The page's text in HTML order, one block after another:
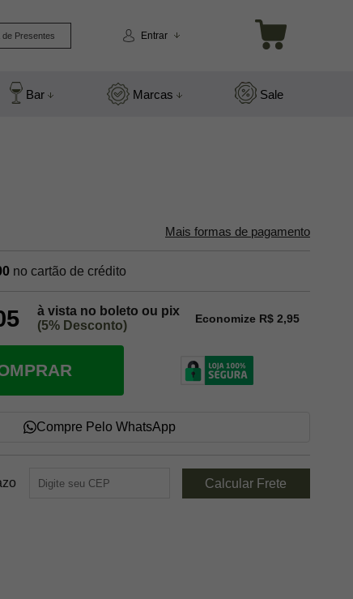
de Presentes Entrar
Bar Marcas Sale
Mais formas de pagamento
no cartão de crédito
à vista no boleto ou pix
(5% Desconto)
Economize R$ 2,95
Compre Pelo WhatsApp